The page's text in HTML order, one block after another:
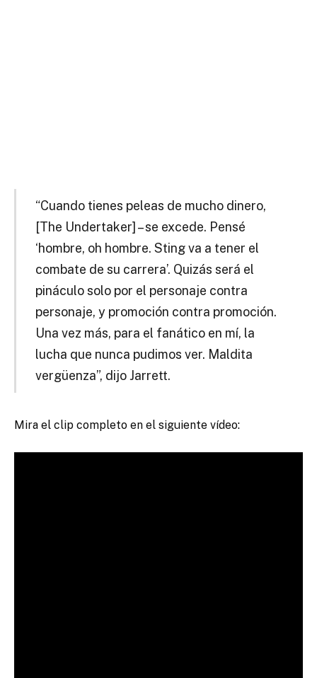
“Cuando tienes peleas de mucho dinero,
[The Undertaker] – se excede. Pensé
‘hombre, oh hombre. Sting va a tener el
combate de su carrera’. Quizás será el
pináculo solo por el personaje contra
personaje, y promoción contra promoción.
Una vez más, para el fanático en mí, la
lucha que nunca pudimos ver. Maldita
vergüenza”, dijo Jarrett.
Mira el clip completo en el siguiente vídeo: